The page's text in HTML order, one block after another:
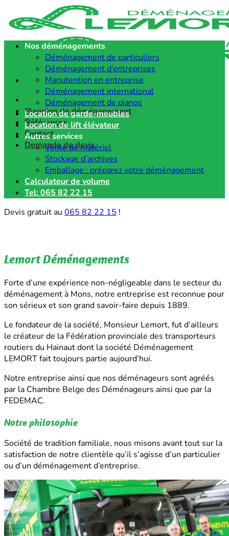
au
contenu
Lemort déménagements
Planning de déménagement
Références
Contact
Demande de devis
Nos déménagements
Déménagement de particuliers
Déménagement d’entreprises
Manutention en entreprise
Déménagement international
Déménagement de pianos
Location de garde-meubles
Location de lift élévateur
Autres services
Vente de matériel
Stockage d’archives
Emballage : préparez votre déménagement
Calculateur de volume
Tel: 065 82 22 15
Devis gratuit au 065 82 22 15 !
Lemort Déménagements
Forte d’une expérience non-négligeable dans le secteur du
déménagement à Mons, notre entreprise est reconnue pour
son sérieux et son grand savoir-faire depuis 1889.
Le fondateur de la société, Monsieur Lemort, fut d’ailleurs
le créateur de la Fédération provinciale des transporteurs
routiers du Hainaut dont la société Déménagement
LEMORT fait toujours partie aujourd’hui.
Notre entreprise ainsi que nos déménageurs sont agréés
par la Chambre Belge des Déménageurs ainsi que par la
FEDEMAC.
Notre philosophie
Société de tradition familiale, nous misons avant tout sur la
satisfaction de notre clientèle qu’il s’agisse d’un particulier
ou d’un déménagement d’entreprise.